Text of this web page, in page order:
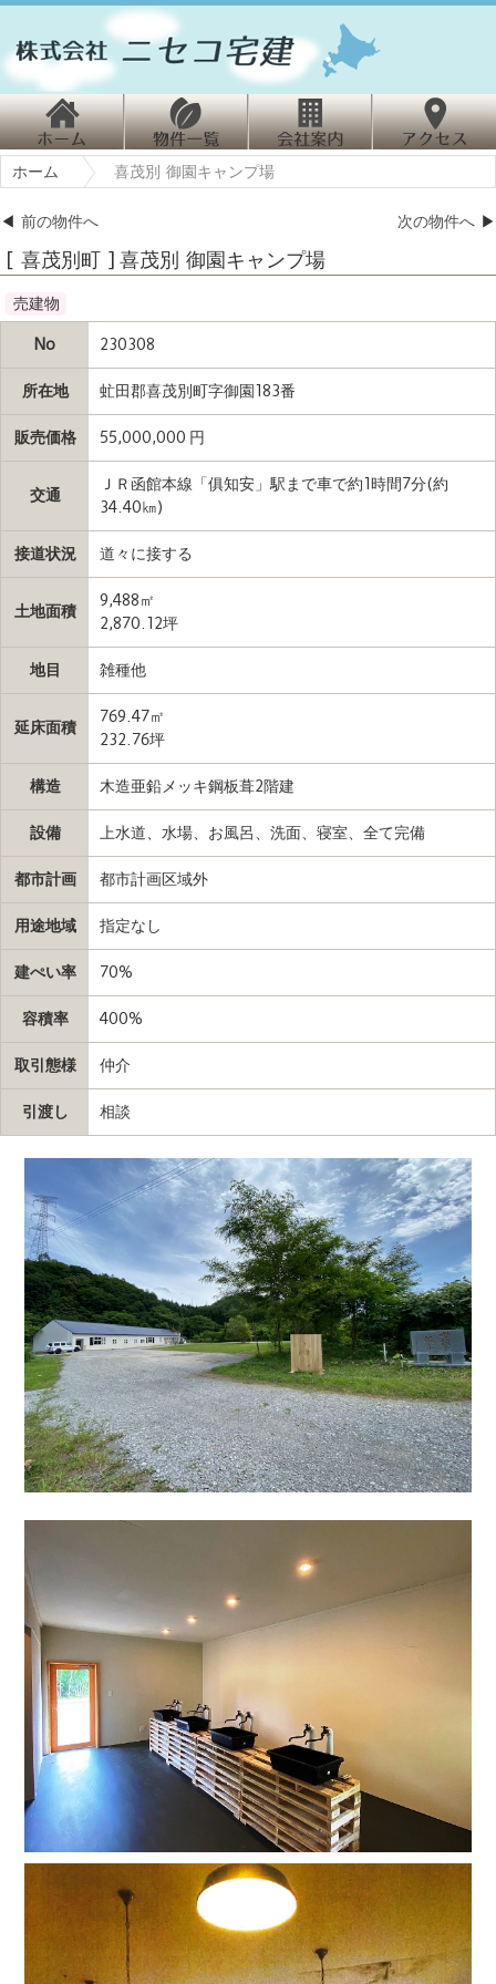
ホ
ーム
物
件情報
会
ホーム 喜茂別 御園キャンプ場
◀ 前の物件へ 次の物件へ ▶
[ 喜茂別町 ] 喜茂別 御園キャンプ場
売建物
No 230308
所在地 虻田郡喜茂別町字御園183番
販売価格 55,000,000 円
交通
ＪＲ函館本線「俱知安」駅まで車で約1時間7分(約
34.40㎞)
接道状況 道々に接する
土地面積
9,488㎡
2,870.12坪
地目 雑種他
延床面積
769.47㎡
232.76坪
構造 木造亜鉛メッキ鋼板葺2階建
設備 上水道、水場、お風呂、洗面、寝室、全て完備
都市計画 都市計画区域外
用途地域 指定なし
建ぺい率 70%
容積率 400%
取引態様 仲介
引渡し 相談